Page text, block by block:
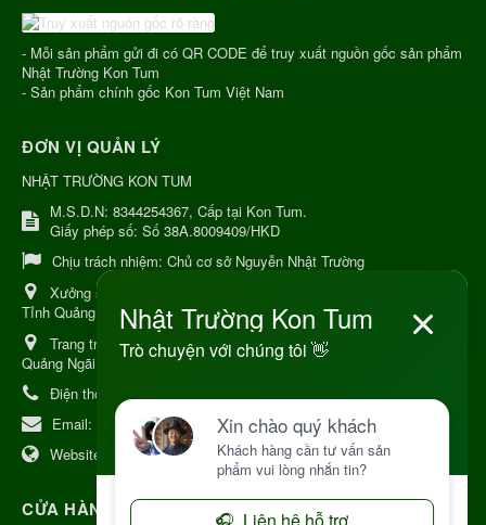
- Mỗi sản phẩm gửi đi có QR CODE để truy xuất nguồn gốc sản phẩm
Nhật Trường Kon Tum
- Sản phẩm chính gốc Kon Tum Việt Nam
ĐƠN VỊ QUẢN LÝ
NHẬT TRƯỜNG KON TUM
M.S.D.N: 8344254367, Cấp tại Kon Tum.
Giấy phép số: Số 38A.8009409/HKD
Chịu trách nhiệm: Chủ cơ sở Nguyễn Nhật Trường
Xưởng sản xuất:
Tỉnh Quảng Ngải
Trang trại Dược Liệu Hữu Cơ: Khu 37 Hộ Xã Măng Đen Tỉnh
Quảng Ngãi
Điện thoại:
Email:
kinhdoanh@nhattruongkontum.com
Website:
https://www.nhattruongkontum.com
CỬA HÀNG GIỚI THIỆU TẠI NHẬT BẢN